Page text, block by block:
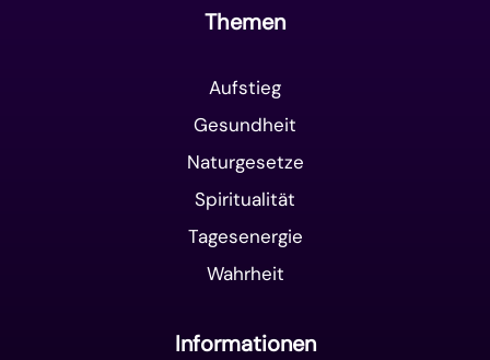
Themen
Aufstieg
Gesundheit
Naturgesetze
Spiritualität
Tagesenergie
Wahrheit
Informationen